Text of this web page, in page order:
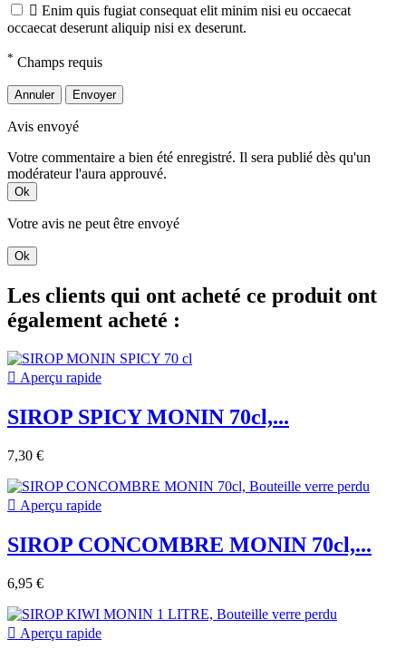
 Enim quis fugiat consequat elit minim nisi eu occaecat
occaecat deserunt aliquip nisi ex deserunt.
* Champs requis
Annuler Envoyer
Avis envoyé
Votre commentaire a bien été enregistré. Il sera publié dès qu'un
modérateur l'aura approuvé.
Ok
Votre avis ne peut être envoyé
Ok
Les clients qui ont acheté ce produit ont
également acheté :
 Aperçu rapide
SIROP SPICY MONIN 70cl,...
7,30 €
 Aperçu rapide
SIROP CONCOMBRE MONIN 70cl,...
6,95 €
 Aperçu rapide